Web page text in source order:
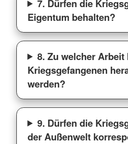
7. Dürfen die
Eigentum behalten?
8. Zu welcher
Kriegsgefangenen
werden?
9. Dürfen die
der Außenwelt